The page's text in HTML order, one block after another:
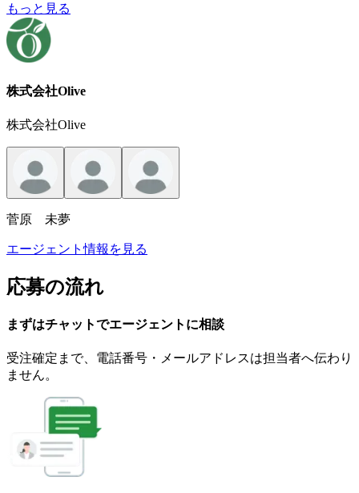
もっと見る
株式会社Olive
株式会社Olive
菅原 未夢
エージェント情報を見る
応募の流れ
まずはチャットでエージェント に相談
受注確定まで、 電話番号・メールアドレスは担当者へ伝わり
ません。